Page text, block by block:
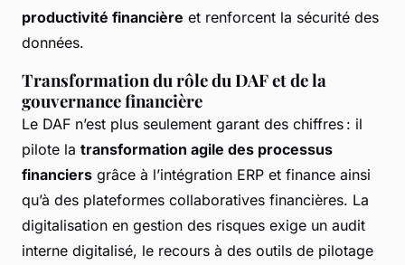
productivité financière et renforcent la sécurité des
données.
Transformation du rôle du DAF et de la
gouvernance financière
Le DAF n’est plus seulement garant des chiffres : il
pilote la transformation agile des processus
financiers grâce à l’intégration ERP et finance ainsi
qu’à des plateformes collaboratives financières. La
digitalisation en gestion des risques exige un audit
interne digitalisé, le recours à des outils de pilotage